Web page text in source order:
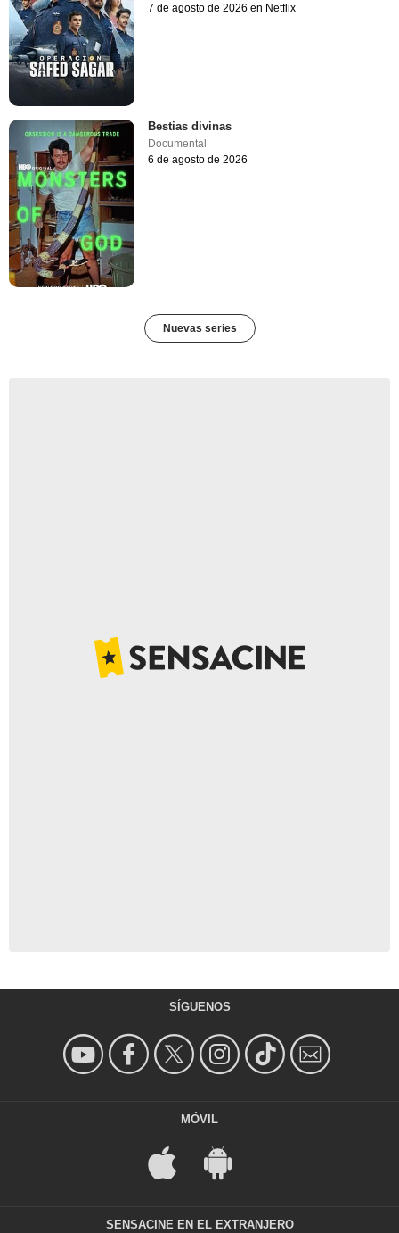
7 de agosto de 2026 en Netflix
Bestias divinas
Documental
6 de agosto de 2026
Nuevas series
SÍGUENOS
MÓVIL
SENSACINE EN EL EXTRANJERO